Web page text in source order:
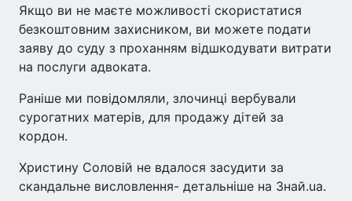
Якщо ви не маєте можливості скористатися
безкоштовним захисником, ви можете подати
заяву до суду з проханням відшкодувати витрати
на послуги адвоката.
Раніше ми повідомляли, злочинці вербували
сурогатних матерів, для продажу дітей за
кордон.
Христину Соловій не вдалося засудити за
скандальне висловлення- детальніше на Знай.ua.